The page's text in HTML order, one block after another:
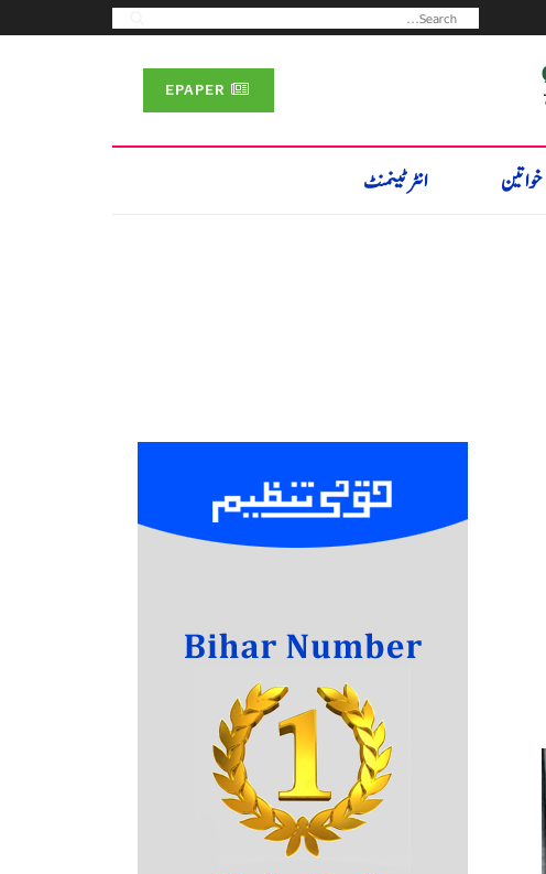
خواتین انٹرٹینمنٹ